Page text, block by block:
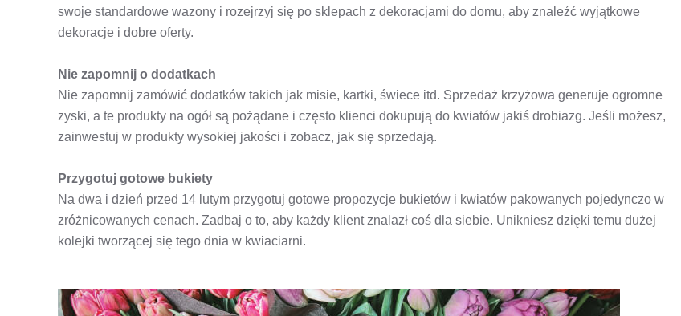
swoje standardowe wazony i rozejrzyj się po sklepach z dekoracjami do domu, aby znaleźć wyjątkowe
dekoracje i dobre oferty.
Nie zapomnij o dodatkach
Nie zapomnij zamówić dodatków takich jak misie, kartki, świece itd. Sprzedaż krzyżowa generuje ogromne
zyski, a te produkty na ogół są pożądane i często klienci dokupują do kwiatów jakiś drobiazg. Jeśli możesz,
zainwestuj w produkty wysokiej jakości i zobacz, jak się sprzedają.
Przygotuj gotowe bukiety
Na dwa i dzień przed 14 lutym przygotuj gotowe propozycje bukietów i kwiatów pakowanych pojedynczo w
zróżnicowanych cenach. Zadbaj o to, aby każdy klient znalazł coś dla siebie. Unikniesz dzięki temu dużej
kolejki tworzącej się tego dnia w kwiaciarni.